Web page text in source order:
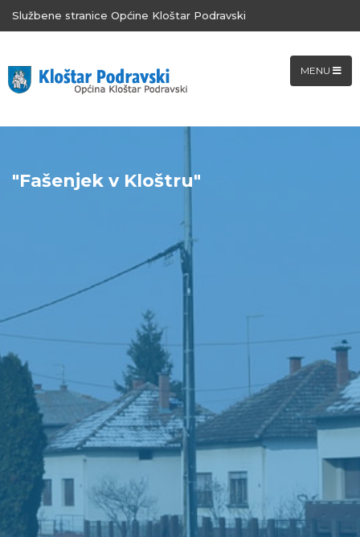
Službene stranice Općine Kloštar Podravski
MENU
"Fašenjek v Kloštru"